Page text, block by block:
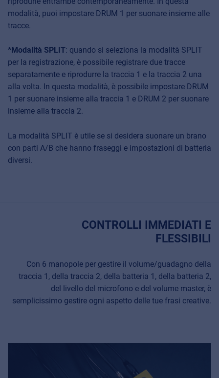
modalità, puoi impostare DRUM 1 per suonare insieme alle
tracce.
*Modalità SPLIT: quando si seleziona la modalità SPLIT
per la registrazione, è possibile registrare due tracce
separatamente e riprodurre la traccia 1 e la traccia 2 una
alla volta. In questa modalità, è possibile impostare DRUM
1 per suonare insieme alla traccia 1 e DRUM 2 per suonare
insieme alla traccia 2.
La modalità SPLIT è utile se si desidera suonare un brano
con parti A/B che hanno fraseggi e impostazioni di batteria
diversi.
CONTROLLI IMMEDIATI E
FLESSIBILI
Con 6 manopole per gestire il volume/guadagno della
traccia 1, della traccia 2, della batteria 1, della batteria 2,
del livello del microfono e del volume master, è
semplicissimo gestire ogni aspetto delle tue frasi creative.